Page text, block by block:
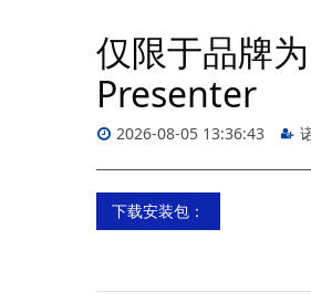
仅限于品牌
Presenter
2026-08-05 13:36:43
下载安装包：